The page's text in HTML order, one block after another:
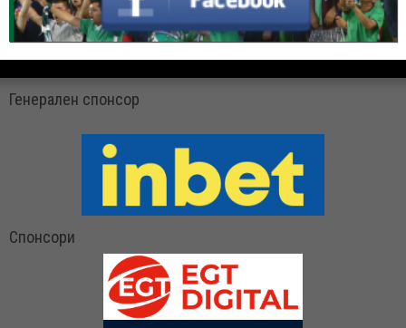
Генерален спонсор
Спонсори